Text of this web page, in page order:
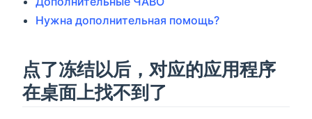
Нужна дополнительная помощь?
点了冻结以后，对应的应用程序
在桌面上找不到了